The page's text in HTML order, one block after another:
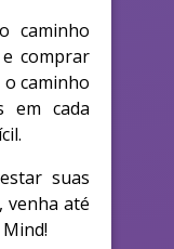
caminho
comprar
caminho
em cada
suas
venha até